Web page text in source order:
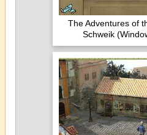
The Adventures of
Schweik